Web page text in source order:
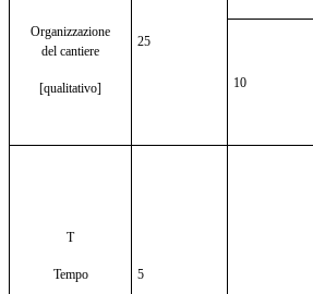
Organizzazione
del cantiere
[qualitativo]
25
10
T
Tempo 5